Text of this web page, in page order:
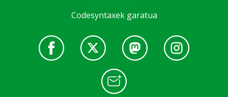
Codesyntaxek garatua